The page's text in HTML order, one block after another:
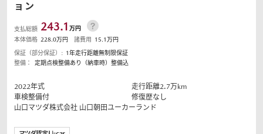
ョン
支払総額 243.1 万円
本体価格 228.0万円 諸費用 15.1万円
保証（部分保証）: 1年走行距離無制限保証
整備：
定期点検整備あり（納車時）整備込
2022年式 走行距離2.7万km
車検整備付
修復歴なし
山口マツダ株式会社 山口朝田ユーカーランド